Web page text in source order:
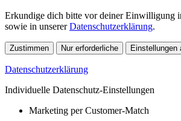
Erkundige dich bitte vor deiner Einwilligung
sowie in unsererDatenschutzerklärung.
Zustimmen Nur erforderliche Einstellungen
Datenschutzerklärung
Individuelle Datenschutz-Einstellungen
Marketing per Customer-Match